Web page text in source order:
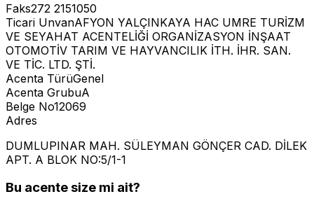
Faks272 2151050
Ticari UnvanAFYON YALÇINKAYA HAC UMRE TURİZM
VE SEYAHAT ACENTELİĞİ ORGANİZASYON İNŞAAT
OTOMOTİV TARIM VE HAYVANCILIK İTH. İHR. SAN.
VE TİC. LTD. ŞTİ.
Acenta TürüGenel
Acenta GrubuA
Belge No12069
Adres
DUMLUPINAR MAH. SÜLEYMAN GÖNÇER CAD. DİLEK
APT. A BLOK NO:5/1-1
Bu acente size mi ait?